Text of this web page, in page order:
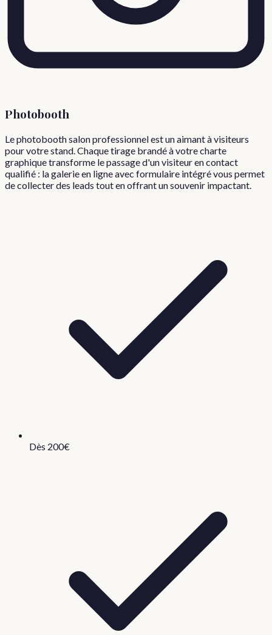
Photobooth
Le photobooth salon professionnel est un aimant à visiteurs
pour votre stand. Chaque tirage brandé à votre charte
graphique transforme le passage d'un visiteur en contact
qualifié : la galerie en ligne avec formulaire intégré vous permet
de collecter des leads tout en offrant un souvenir impactant.
Dès 200€